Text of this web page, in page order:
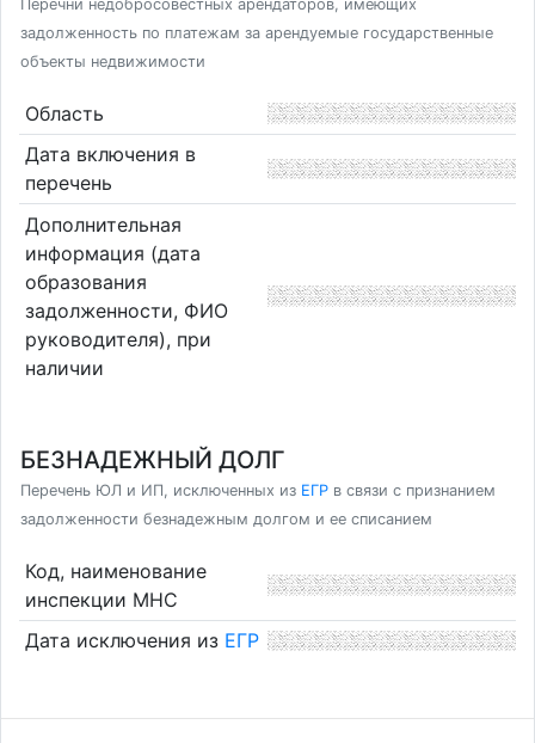
Перечни недобросовестных арендаторов, имеющих
задолженность по платежам за арендуемые государственные
объекты недвижимости
Область
Дата включения в
перечень
Дополнительная
информация (дата
образования
задолженности, ФИО
руководителя), при
наличии
БЕЗНАДЕЖНЫЙ ДОЛГ
Перечень ЮЛ и ИП, исключенных из ЕГР в связи с признанием
задолженности безнадежным долгом и ее списанием
Код, наименование
инспекции МНС
Дата исключения из ЕГР